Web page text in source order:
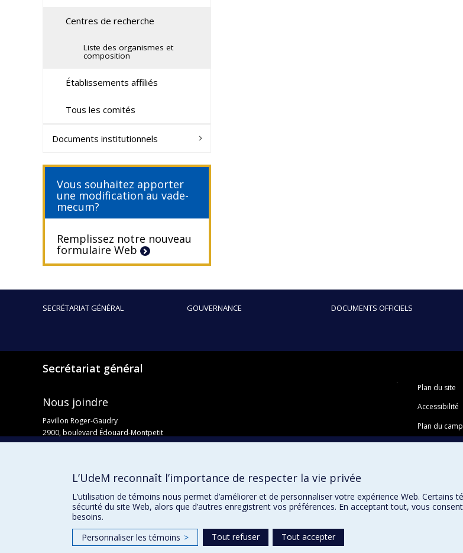
Centres de recherche
Liste des organismes et
composition
Établissements affiliés
Tous les comités
Documents institutionnels
Vous souhaitez apporter
une modification au vade-
mecum?
Remplissez notre nouveau
formulaire Web
SECRÉTARIAT GÉNÉRAL GOUVERNANCE DOCUMENTS OFFICIELS
Secrétariat général
Nous joindre
Pavillon Roger-Gaudry
2900, boulevard Édouard-Montpetit
Bureau Y-100-1
Admission
Plan du site
Accessibilité
Plan du
L’UdeM reconnaît l’importance de respecter la vie privée
L’utilisation de témoins nous permet d’améliorer et de personnaliser votre expérience Web.
sécurité du site Web, alors que d’autres enregistrent vos préférences. En acceptant tout, vous
besoins.
Personnaliser les témoins > Tout refuser Tout accepter